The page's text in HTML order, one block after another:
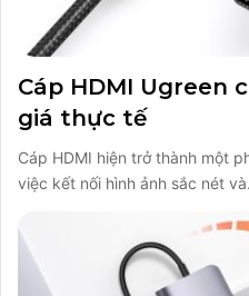
Cáp HDMI Ugreen
giá thực tế
Cáp HDMI hiện trở thành một
việc kết nối hình ảnh sắc nét